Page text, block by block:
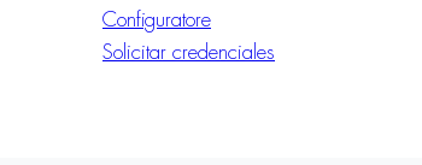
Configuratore
Solicitar credenciales